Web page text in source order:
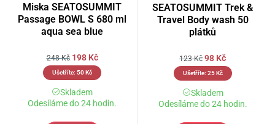
Miska SEATOSUMMIT
Passage BOWL S 680 ml
aqua sea blue
248Kč 198 Kč
Ušetříte: 50Kč
Skladem
Odesíláme do 24 hodin.
SEATOSUMMIT Trek &
Travel Body wash 50
plátků
123Kč 98 Kč
Ušetříte: 25Kč
Skladem
Odesíláme do 24 hodin.